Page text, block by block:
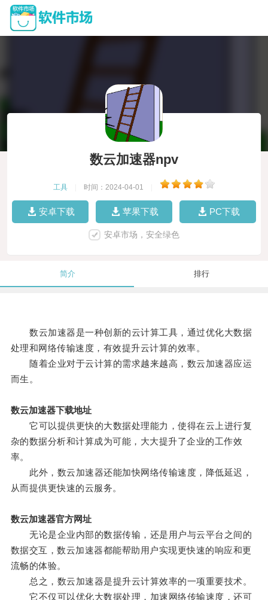
数云加速器npv
工具 时间：2024-04-01
安卓下载 苹果下载 PC下载
安卓市场，安全绿色
简介 排行
数云加速器是一种创新的云计算工具，通过优化大数据
处理和网络传输速度，有效提升云计算的效率。
随着企业对于云计算的需求越来越高，数云加速器应运
而生。
数云加速器下载地址
它可以提供更快的大数据处理能力，使得在云上进行复
杂的数据分析和计算成为可能，大大提升了企业的工作效
率。
此外，数云加速器还能加快网络传输速度，降低延迟，
从而提供更快速的云服务。
数云加速器官方网址
无论是企业内部的数据传输，还是用户与云平台之间的
数据交互，数云加速器都能帮助用户实现更快速的响应和更
流畅的体验。
总之，数云加速器是提升云计算效率的一项重要技术。
它不仅可以优化大数据处理，加速网络传输速度，还可